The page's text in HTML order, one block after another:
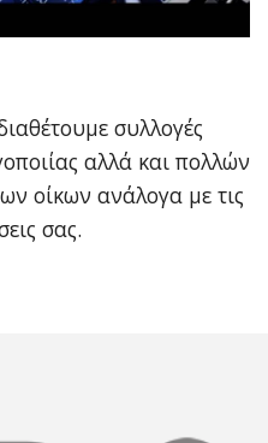
συλλογές
αλλά και πολλών
οίκων ανάλογα με τις
σας.